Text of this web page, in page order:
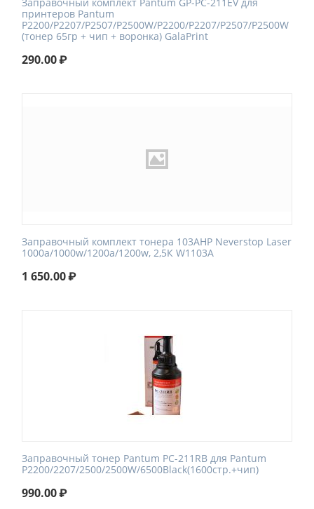
принтеров Pantum
P2200/P2207/P2507/P2500W/P2200/P2207/P2507/P2500W
(тонер 65гр + чип + воронка) GalaPrint
290.00₽
Заправочный комплект тонера 103AHP Neverstop Laser
1000a/1000w/1200a/1200w, 2,5К W1103A
1 650.00₽
Заправочный тонер Pantum PC-211RB для Pantum
P2200/2207/2500/2500W/6500Black(1600стр.+чип)
990.00₽